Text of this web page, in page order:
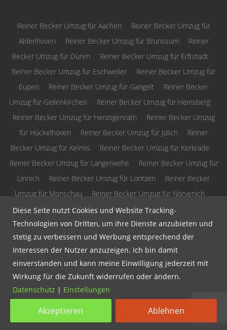
Reiner Becker Umzug für Aachen
Reiner Becker Umzug für
Aldenhoven
Reiner Becker Umzug für Brunssum
Reiner
Becker Umzug für Düren
Reiner Becker Umzug für Erftstadt
Reiner Becker Umzug für Eschweiler
Reiner Becker Umzug für
Eupen
Reiner Becker Umzug für Gangelt
Reiner Becker
Umzug für Geilenkirchen
Reiner Becker Umzug für Heinsberg
Reiner Becker Umzug für Herzogenrath
Reiner Becker Umzug
für Hückelhoven
Reiner Becker Umzug für Jülich
Reiner
Becker Umzug für Kelmis
Reiner Becker Umzug für Kerkrade
Reiner Becker Umzug für Langerwehe
Reiner Becker Umzug für
Linnich
Reiner Becker Umzug für Lontzen
Reiner Becker
Umzug für Monschau
Reiner Becker Umzug für Nörvenich
Reiner Becker Umzug für Raeren
Reiner Becker Umzug für
Roetgen
Reiner Becker Umzug für Selfkant
Reiner Becker
Umzug für Simmerath
Reiner Becker Umzug für Stolberg
(Rheinland)
Reiner Becker Umzug für Übach Palenberg
Reiner Becker Umzug für Würselen
Diese Seite nutzt Cookies und Website Tracking-
Technologien von Dritten, um ihre Dienste anzubieten und
stetig zu verbessern und Werbung entsprechend der
Interessen der Nutzer anzuzeigen. Ich bin damit
einverstanden und kann meine Einwilligung jederzeit mit
Wirkung für die Zukunft widerrufen oder ändern.
Datenschutz | Einstellungen
Akzeptieren Ablehnen